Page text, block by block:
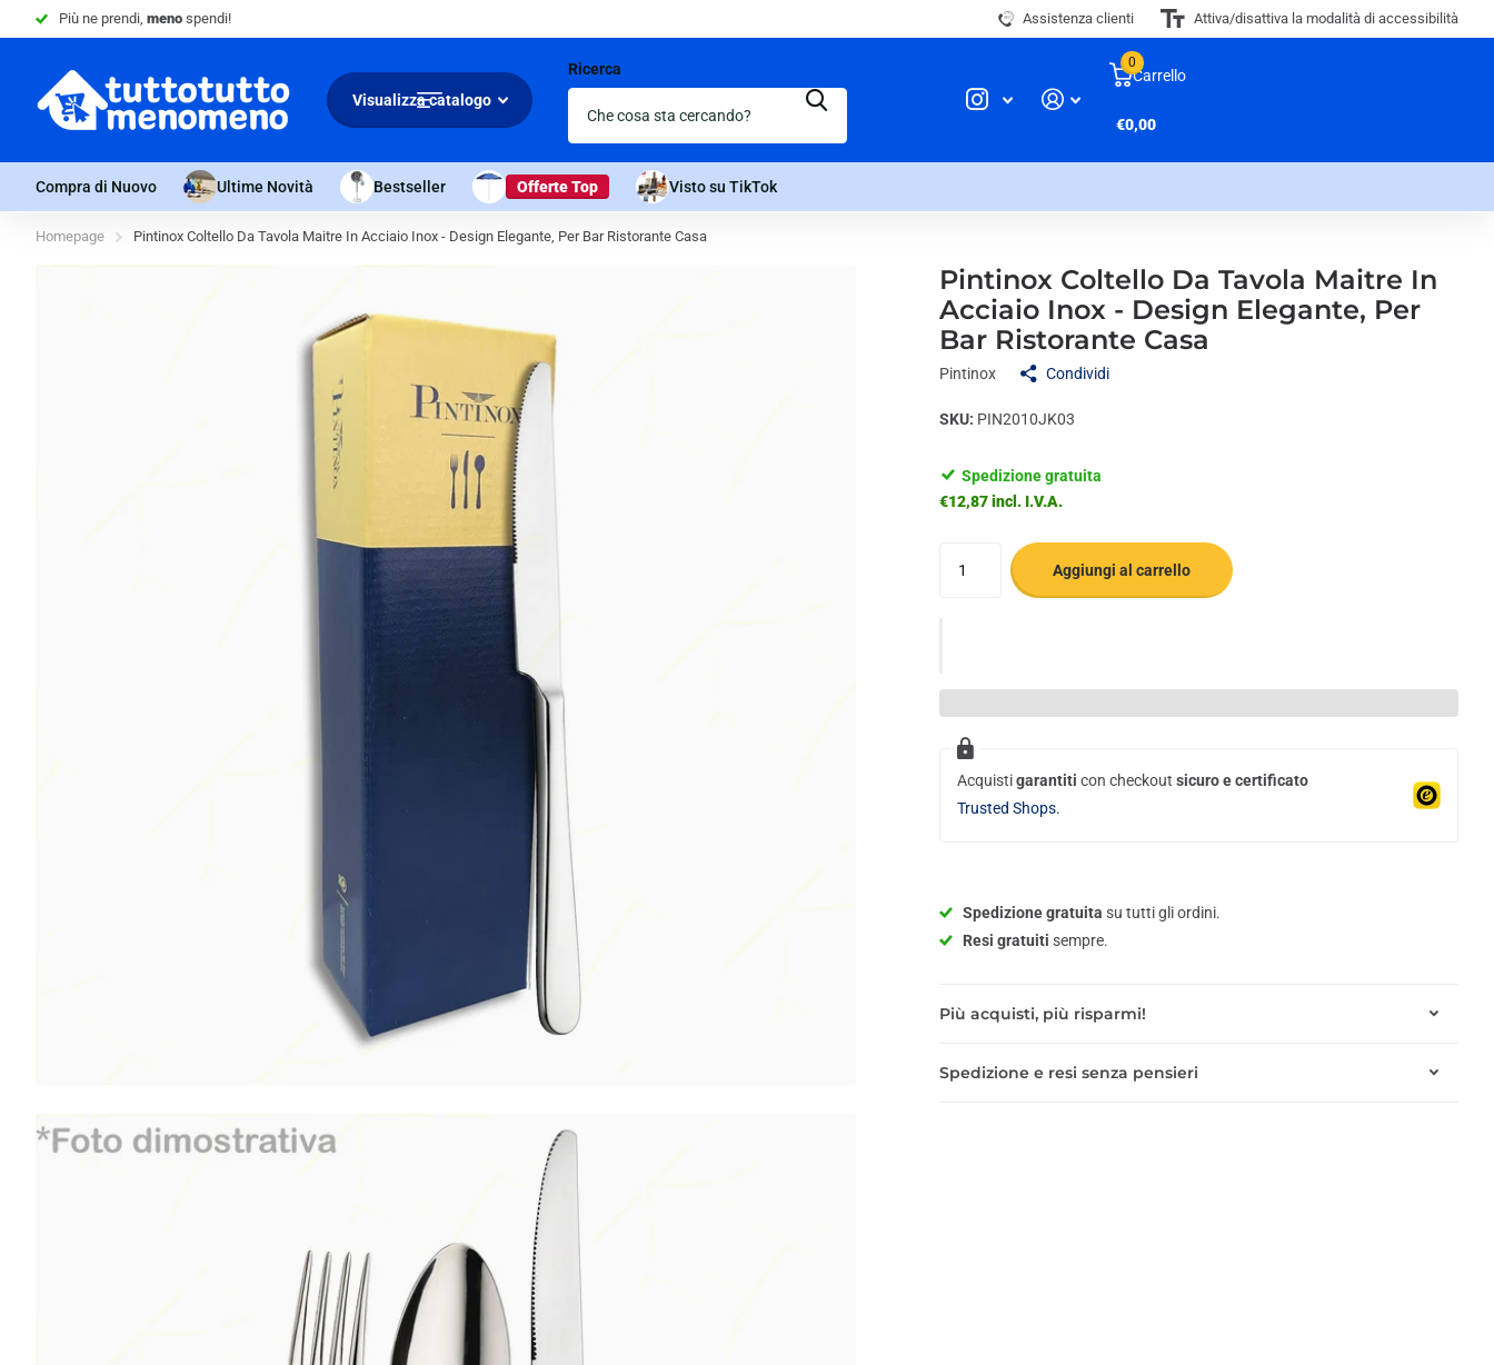
Più ne prendi, meno spendi! Assistenza clienti Attiva/disattiva la modalità di accessibilità
Visualizza catalogo
Ricerca Carrello
0
€0,00
Compra di Nuovo Ultime Novità Bestseller Offerte Top Visto su TikTok
Homepage Pintinox Coltello Da Tavola Maitre In Acciaio Inox - Design Elegante, Per Bar Ristorante Casa
Pintinox Coltello Da Tavola Maitre In
Acciaio Inox - Design Elegante, Per
Bar Ristorante Casa
Pintinox Condividi
SKU: PIN2010JK03
Spedizione gratuita
€12,87 incl. I.V.A.
Aggiungi al carrello
Acquistigarantiti con checkout sicuro e certificato
Trusted Shops.
Spedizione gratuita su tutti gli ordini.
Resi gratuiti sempre.
Più acquisti, più risparmi!
Spedizione e resi senza pensieri